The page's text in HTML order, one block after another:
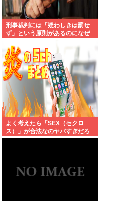
刑事裁判には「疑わしきは罰せ
ず」という原則があるのになぜ
う確かめようが無いもので有罪
になるの？
よく考えたら「SEX（セクロ
ス）」が合法なのヤバすぎだろ